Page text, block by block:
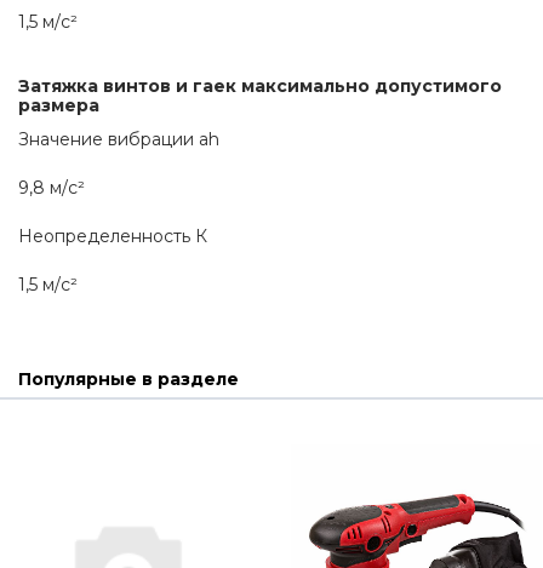
1,5 м/с²
Затяжка винтов и гаек максимально допустимого
размера
Значение вибрации ah
9,8 м/с²
Неопределенность К
1,5 м/с²
Популярные в разделе